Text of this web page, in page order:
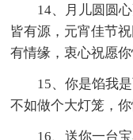
14、月儿圆圆
皆有源，元宵佳节
有情缘，衷心祝愿
15、你是馅我
不如做个大灯笼，
16、送你一台